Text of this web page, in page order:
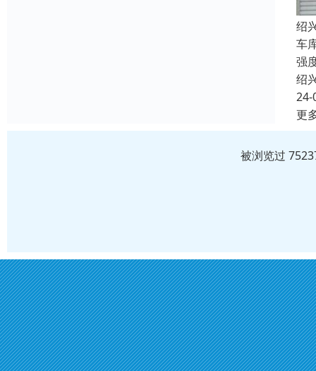
绍
车
强
绍
24-
更
被浏览过